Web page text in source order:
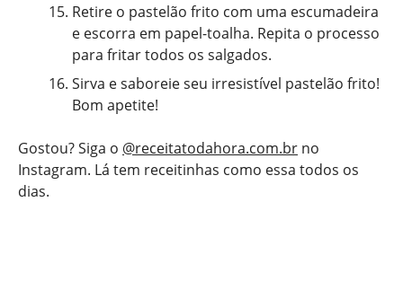
Retire o pastelão frito com uma escumadeira
e escorra em papel-toalha. Repita o processo
para fritar todos os salgados.
Sirva e saboreie seu irresistível pastelão frito!
Bom apetite!
Gostou? Siga o @receitatodahora.com.br no
Instagram. Lá tem receitinhas como essa todos os
dias.